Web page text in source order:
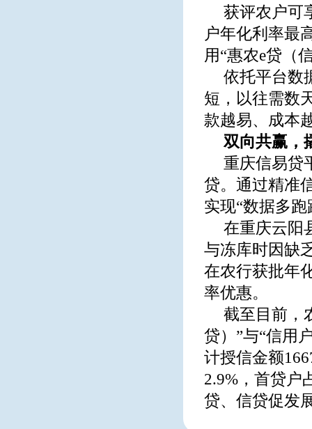
获评农户可
户年化利率最
用“惠农e贷（
依托平台数
短，以往需数
款越易、成本
双向共赢，
重庆信易贷
贷。通过精准
实现“数据多
在重庆云阳
与冻库时因缺
在农行获批年
率优惠。
截至目前，
贷）”与“信用
计授信金额
2.9%，首贷户
贷、信贷促发